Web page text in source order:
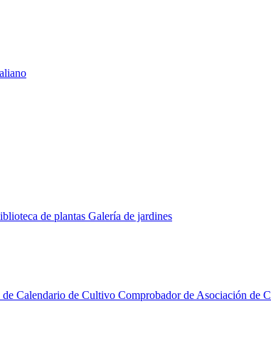
de plantas Galería de jardines
de Calendario de Cultivo Comprobador de Asociación de